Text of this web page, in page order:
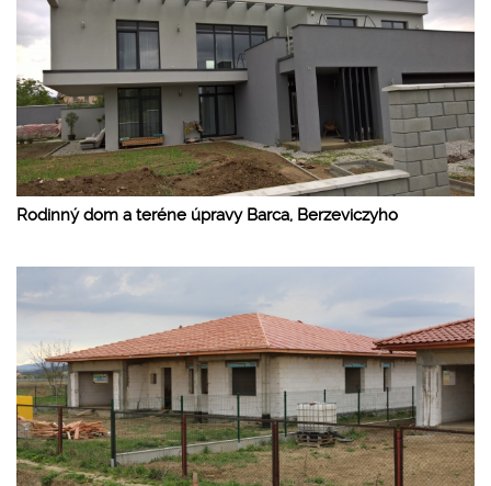
Rodinný dom a teréne úpravy Barca, Berzeviczyho